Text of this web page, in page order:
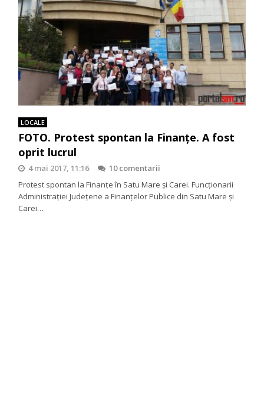
LOCALE
FOTO. Protest spontan la Finanțe. A fost
oprit lucrul
4 mai 2017, 11:16
10 comentarii
Protest spontan la Finanțe în Satu Mare și Carei. Funcționarii
Administrației Județene a Finanțelor Publice din Satu Mare și
Carei…